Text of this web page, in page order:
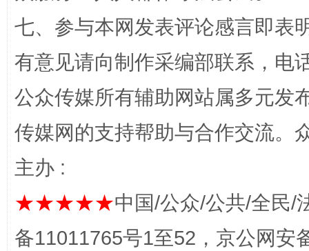
“蜀中异人”王建安的艺术幻境
完善运行机制助力责任有效落实
七、参与本网发表评论感言即表
有意见请向制作采编部联系，电
公众传媒所有辅助网站属多元发
传媒网的支持帮助与合作交流。
主办 :
★★★★★中国/公众/公共/全民/
备11011765号1至52，京公网安